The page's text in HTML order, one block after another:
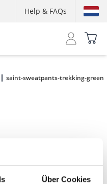
Über Cookies
Help & FAQs
saint-sweatpants-trekking-green